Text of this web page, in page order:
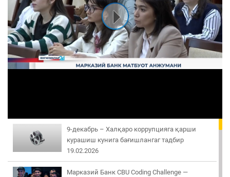
9-декабрь – Халқаро коррупцияга қарши
курашиш кунига бағишлангаг тадбир
19.02.2026
Марказий Банк CBU Coding Challenge —